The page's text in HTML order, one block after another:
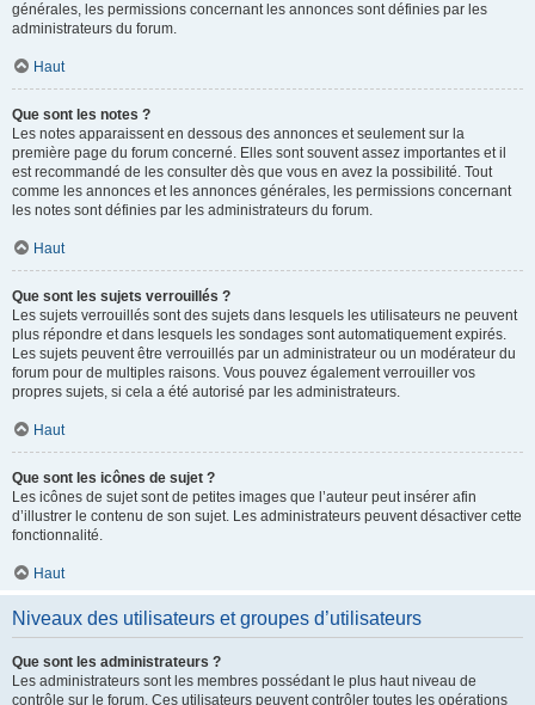
générales, les permissions concernant les annonces sont définies par les
administrateurs du forum.
Haut
Que sont les notes ?
Les notes apparaissent en dessous des annonces et seulement sur la
première page du forum concerné. Elles sont souvent assez importantes et il
est recommandé de les consulter dès que vous en avez la possibilité. Tout
comme les annonces et les annonces générales, les permissions concernant
les notes sont définies par les administrateurs du forum.
Haut
Que sont les sujets verrouillés ?
Les sujets verrouillés sont des sujets dans lesquels les utilisateurs ne peuvent
plus répondre et dans lesquels les sondages sont automatiquement expirés.
Les sujets peuvent être verrouillés par un administrateur ou un modérateur du
forum pour de multiples raisons. Vous pouvez également verrouiller vos
propres sujets, si cela a été autorisé par les administrateurs.
Haut
Que sont les icônes de sujet ?
Les icônes de sujet sont de petites images que l’auteur peut insérer afin
d’illustrer le contenu de son sujet. Les administrateurs peuvent désactiver cette
fonctionnalité.
Haut
Niveaux des utilisateurs et groupes d’utilisateurs
Que sont les administrateurs ?
Les administrateurs sont les membres possédant le plus haut niveau de
contrôle sur le forum. Ces utilisateurs peuvent contrôler toutes les opérations